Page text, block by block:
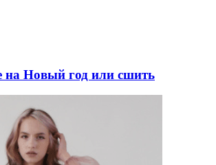
на Новый год или сшить